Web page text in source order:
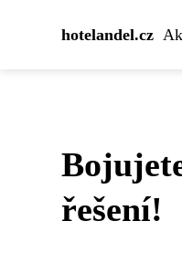
hotelandel.cz
řešení!